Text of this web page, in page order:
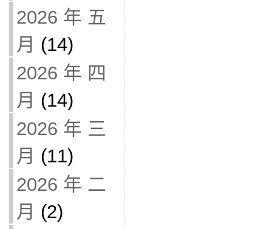
2026 年 五
月 (14)
2026 年 四
月 (14)
2026 年 三
月 (11)
2026 年 二
月 (2)